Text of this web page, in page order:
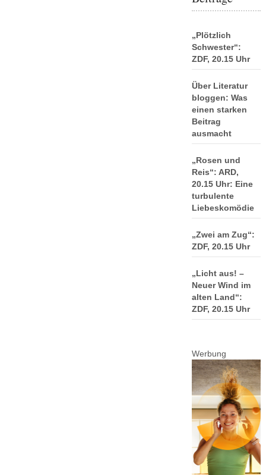
„Plötzlich
Schwester“:
ZDF, 20.15 Uhr
Über Literatur
bloggen: Was
einen starken
Beitrag
ausmacht
„Rosen und
Reis“: ARD,
20.15 Uhr: Eine
turbulente
Liebeskomödie
„Zwei am Zug“:
ZDF, 20.15 Uhr
„Licht aus! –
Neuer Wind im
alten Land“:
ZDF, 20.15 Uhr
Werbung